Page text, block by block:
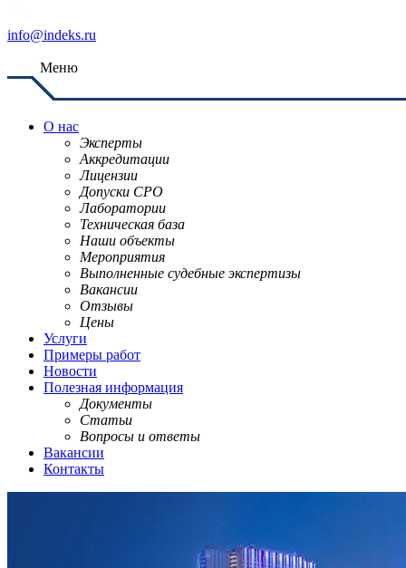
info@indeks.ru
Меню
О нас
Эксперты
Аккредитации
Лицензии
Допуски СРО
Лаборатории
Техническая база
Наши объекты
Мероприятия
Выполненные судебные экспертизы
Вакансии
Отзывы
Цены
Услуги
Примеры работ
Новости
Полезная информация
Документы
Статьи
Вопросы и ответы
Вакансии
Контакты